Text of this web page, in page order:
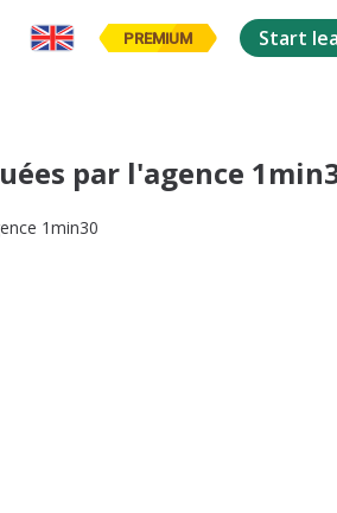
PREMIUM Start
par l'agence
1min30